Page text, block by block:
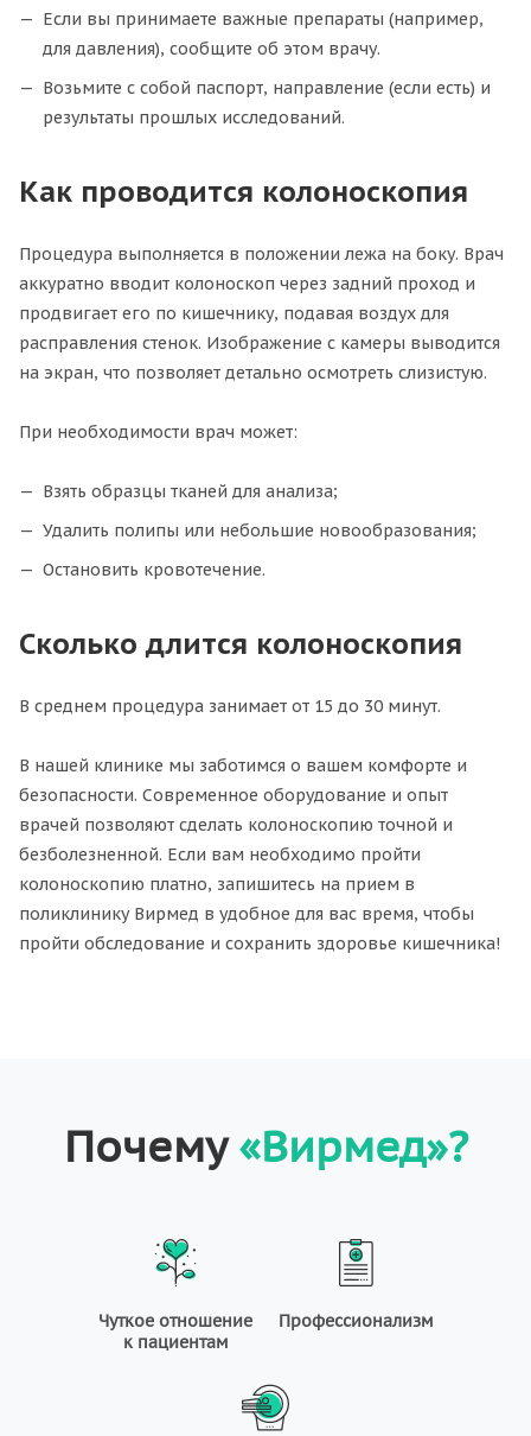
Если вы принимаете важные препараты (например,
для давления), сообщите об этом врачу.
Возьмите с собой паспорт, направление (если есть) и
результаты прошлых исследований.
Как проводится колоноскопия
Процедура выполняется в положении лежа на боку. Врач
аккуратно вводит колоноскоп через задний проход и
продвигает его по кишечнику, подавая воздух для
расправления стенок. Изображение с камеры выводится
на экран, что позволяет детально осмотреть слизистую.
При необходимости врач может:
Взять образцы тканей для анализа;
Удалить полипы или небольшие новообразования;
Остановить кровотечение.
Сколько длится колоноскопия
В среднем процедура занимает от 15 до 30 минут.
В нашей клинике мы заботимся о вашем комфорте и
безопасности. Современное оборудование и опыт
врачей позволяют сделать колоноскопию точной и
безболезненной. Если вам необходимо пройти
колоноскопию платно, запишитесь на прием в
поликлинику Вирмед в удобное для вас время, чтобы
пройти обследование и сохранить здоровье кишечника!
Почему«Вирмед»?
Чуткое отношение
к пациентам
Профессионализм